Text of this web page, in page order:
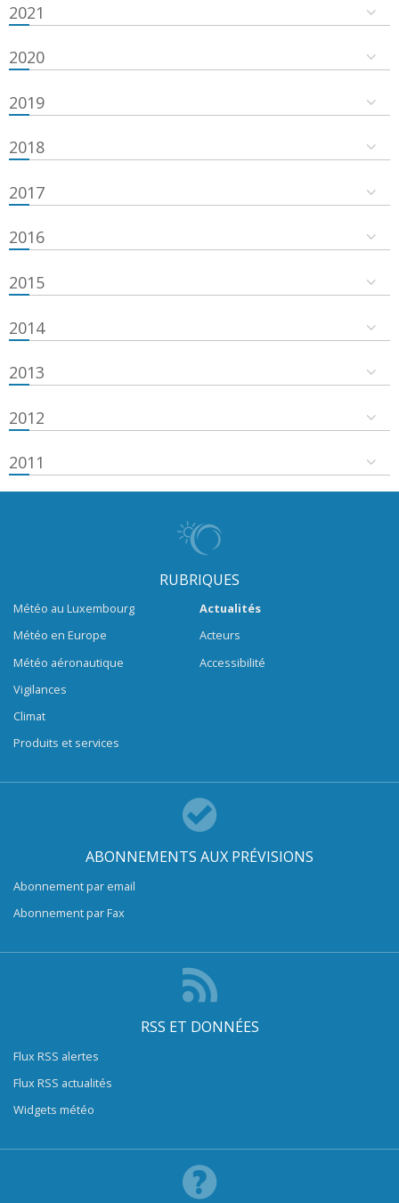
2021
2020
2019
2018
2017
2016
2015
2014
2013
2012
2011
RUBRIQUES
Météo au Luxembourg
Météo en Europe
Météo aéronautique
Vigilances
Climat
Produits et services
Actualités
Acteurs
Accessibilité
ABONNEMENTS AUX PRÉVISIONS
Abonnement par email
Abonnement par Fax
RSS ET DONNÉES
Flux RSS alertes
Flux RSS actualités
Widgets météo